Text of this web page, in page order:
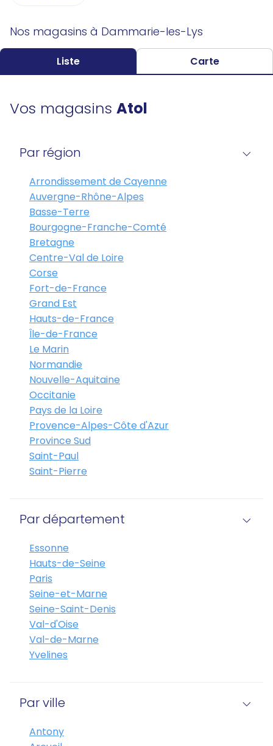
Nos magasins à Dammarie-les-Lys
Liste Carte
Vos magasins Atol
Par région
Arrondissement de Cayenne
Auvergne-Rhône-Alpes
Basse-Terre
Bourgogne-Franche-Comté
Bretagne
Centre-Val de Loire
Corse
Fort-de-France
Grand Est
Hauts-de-France
Île-de-France
Le Marin
Normandie
Nouvelle-Aquitaine
Occitanie
Pays de la Loire
Provence-Alpes-Côte d'Azur
Province Sud
Saint-Paul
Saint-Pierre
Par département
Essonne
Hauts-de-Seine
Paris
Seine-et-Marne
Seine-Saint-Denis
Val-d'Oise
Val-de-Marne
Yvelines
Par ville
Antony